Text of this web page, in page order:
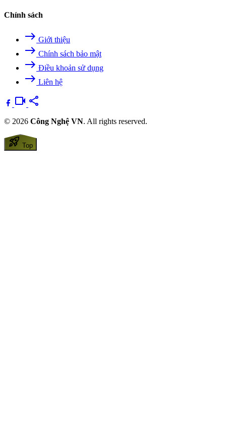
Chính sách
east Giới thiệu
east Chính sách bảo mật
east Điều khoản sử dụng
east Liên hệ
videocam share
© 2026 Công Nghệ VN. All rights reserved.
rocket_launch Top